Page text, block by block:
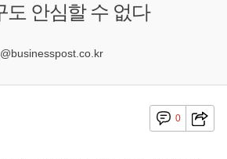
도 안심할 수 없다
0